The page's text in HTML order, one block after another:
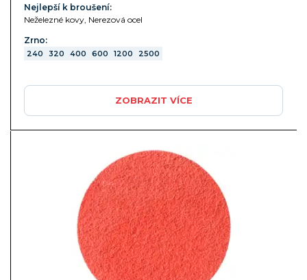
Nejlepší k broušení:
Neželezné kovy, Nerezová ocel
Zrno:
240 320 400 600 1200 2500
ZOBRAZIT VÍCE